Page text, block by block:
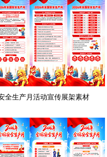
全生产月活动宣传展架素材